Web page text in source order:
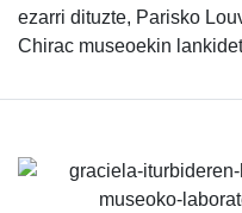
ezarri dituzte, Parisko
Chirac museoekin